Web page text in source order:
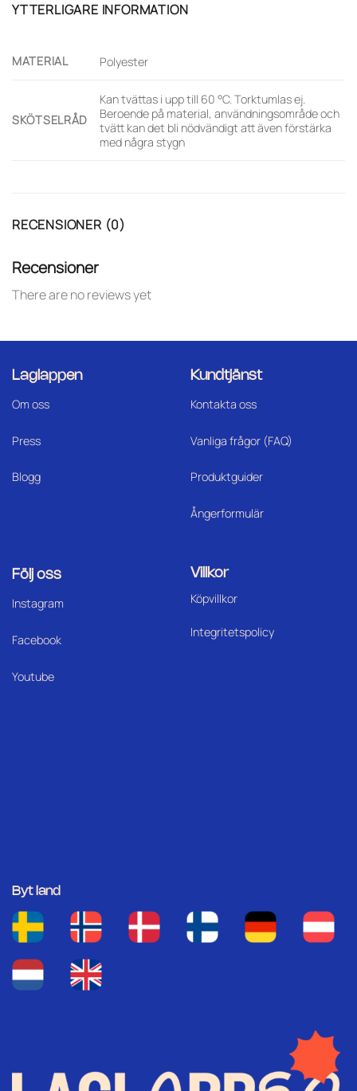
YTTERLIGARE INFORMATION
MATERIAL Polyester
SKÖTSELRÅD
Kan tvättas i upp till 60 °C. Torktumlas ej.
Beroende på material, användningsområde och
tvätt kan det bli nödvändigt att även förstärka
med några stygn
RECENSIONER (0)
Recensioner
There are no reviews yet
Laglappen
Om oss
Press
Blogg
Kundtjänst
Kontakta oss
Vanliga frågor (FAQ)
Produktguider
Ångerformulär
Följ oss
Instagram
Facebook
Youtube
Villkor
Köpvillkor
Integritetspolicy
Byt land